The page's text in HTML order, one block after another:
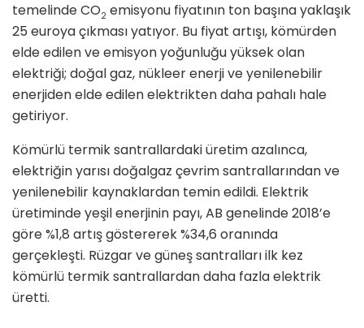
temelinde CO2 emisyonu fiyatının ton başına yaklaşık
25 euroya çıkması yatıyor. Bu fiyat artışı, kömürden
elde edilen ve emisyon yoğunluğu yüksek olan
elektriği; doğal gaz, nükleer enerji ve yenilenebilir
enerjiden elde edilen elektrikten daha pahalı hale
getiriyor.
Kömürlü termik santrallardaki üretim azalınca,
elektriğin yarısı doğalgaz çevrim santrallarından ve
yenilenebilir kaynaklardan temin edildi. Elektrik
üretiminde yeşil enerjinin payı, AB genelinde 2018’e
göre %1,8 artış göstererek %34,6 oranında
gerçekleşti. Rüzgar ve güneş santralları ilk kez
kömürlü termik santrallardan daha fazla elektrik
üretti.